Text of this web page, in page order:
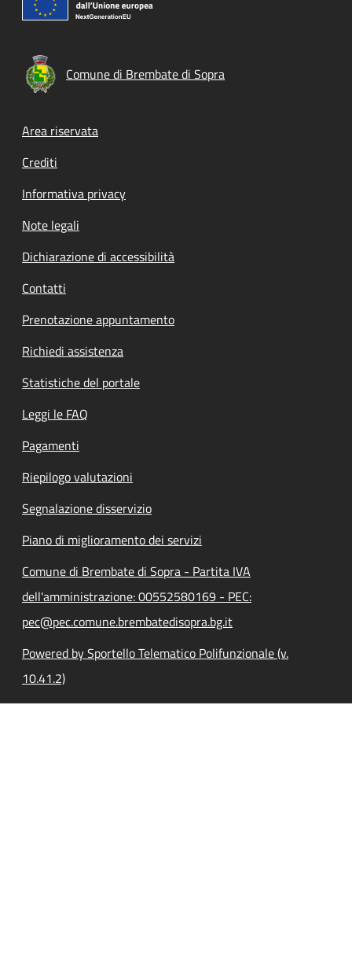
Comune di Brembate di Sopra
Footer menu
Area riservata
Crediti
Informativa privacy
Note legali
Dichiarazione di accessibilità
Contatti
Prenotazione appuntamento
Richiedi assistenza
Statistiche del portale
Leggi le FAQ
Pagamenti
Riepilogo valutazioni
Segnalazione disservizio
Piano di miglioramento dei servizi
Comune di Brembate di Sopra - Partita IVA
dell'amministrazione: 00552580169 - PEC:
pec@pec.comune.brembatedisopra.bg.it
Powered by Sportello Telematico Polifunzionale (v.
10.41.2)